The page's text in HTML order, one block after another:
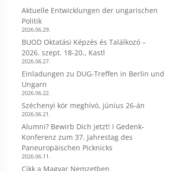
Aktuelle Entwicklungen der ungarischen
Politik
2026.06.29.
BUOD Oktatási Képzés és Találkozó –
2026. szept. 18-20., Kastl
2026.06.27.
Einladungen zu DUG-Treffen in Berlin und
Ungarn
2026.06.22.
Széchenyi kör meghívó, június 26-án
2026.06.21.
Alumni? Bewirb Dich jetzt! I Gedenk-
Konferenz zum 37. Jahrestag des
Paneuropäischen Picknicks
2026.06.11.
Cikk a Magyar Nemzetben